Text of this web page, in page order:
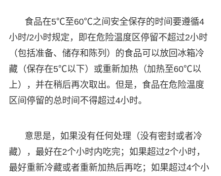
食品在5℃至60℃之间安全保存的时间要遵循4
小时/2小时规定，即在危险温度区停留不超过2小时
（包括准备、储存和陈列）的食品可以放回冰箱冷
藏（保存在5℃以下）或重新加热（加热至60℃以
上），并在稍后再次取出。但是，食品在危险温度
区间停留的总时间不得超过4小时。
意思是，如果没有任何处理（没有密封或者冷
藏），最好在2个小时内吃完；如果超过2个小时，
最好重新冷藏或者重新加热后再吃；如果超过4个小